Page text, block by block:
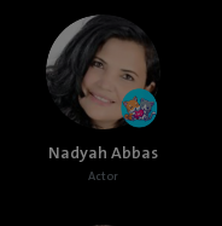
Nadyah Abbas
Actor